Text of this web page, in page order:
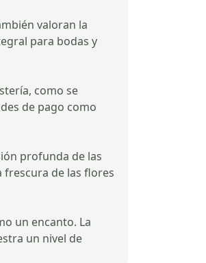
valoran la
para bodas y
como se
de pago como
profunda de las
frescura de las flores
un encanto. La
un nivel de